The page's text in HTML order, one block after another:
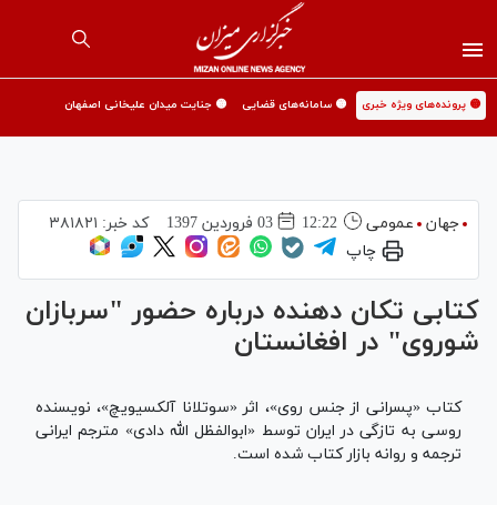
🟡 پرونده‌های ویژه خبری 🟡 سامانه‌های قضایی 🟡 جنایت میدان علیخانی اصفهان
جهان عمومی 12:22 03 فروردين 1397 کد خبر: ۳۸۱۸۲۱
چاپ
کتابی تکان دهنده درباره حضور "سربازان
شوروی" در افغانستان
کتاب «پسرانی از جنس روی»، اثر «سوتلانا آلکسیویچ»، نویسنده
روسی به تازگی در ایران توسط «ابوالفظل الله دادی» مترجم ایرانی
ترجمه و روانه بازار کتاب شده است.